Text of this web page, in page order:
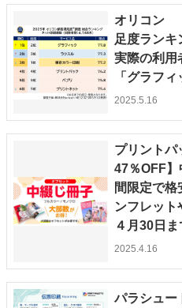
インタビュー
コレクション
カテゴリー一覧
新商品 新製品 ＡＩ・デジタル
SDGs・地域
ポストプレス ビジネ
2022 見える化・MIS特集
特集・デジタル印刷 アイデアで勝負！
JAPAN PACK 2023 特集
中古印刷機
特集・デジタル印刷 ～ 新成長軌道を描
発刊案内
オリコン
足度ラン
実際の利用
「グラフ
2025.5.16
プリント
47％OFF】
間限定で
ンフレット
４月30日ま
2025.4.16
パラシュ